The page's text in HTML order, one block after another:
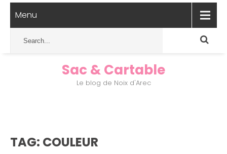
Menu
Sac & Cartable
Le blog de Noix d'Arec
TAG: COULEUR